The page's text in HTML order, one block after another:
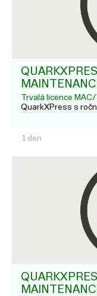
Trvalá licence
QuarkXPress s
1 den